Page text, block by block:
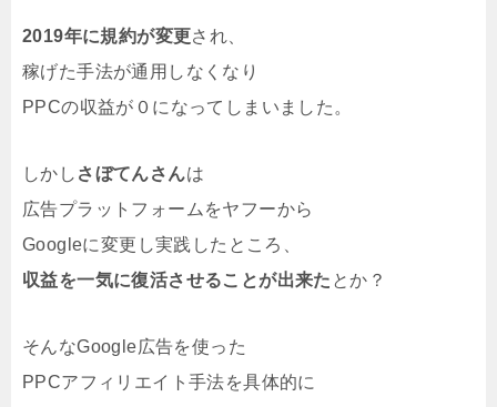
2019年に規約が変更され、
稼げた手法が通用しなくなり
PPCの収益が０になってしまいました。
しかし さぼてんさんは
広告プラットフォームをヤフーから
Googleに変更し実践したところ、
収益を一気に復活させることが出来た とか？
そんなGoogle広告を使った
PPCアフィリエイト手法を具体的に